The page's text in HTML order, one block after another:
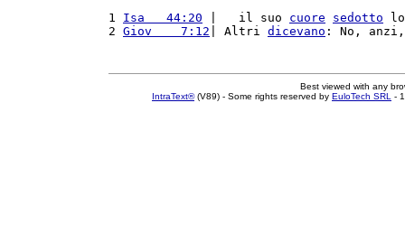
1 Isa   44:20 |   il suo cuore sedotto
2 Giov    7:12 | Altri dicevano : No,
Best viewed with any
IntraText®(V89) - Some rights reserved by EuloTech SRL -